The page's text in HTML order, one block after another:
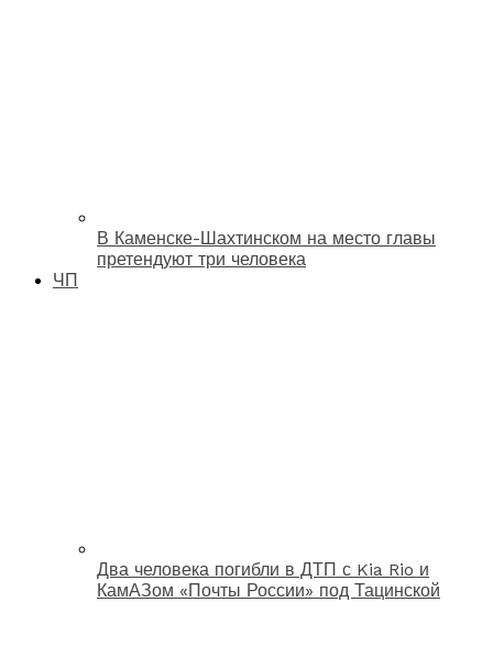
В Каменске-Шахтинском на место главы
претендуют три человека
ЧП
Два человека погибли в ДТП с Kia Rio и
КамАЗом «Почты России» под Тацинской